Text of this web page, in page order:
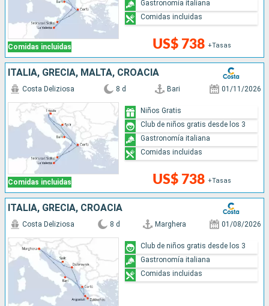
Comidas incluidas US$ 738 +Tasas
Gastronomía italiana
Comidas incluidas
ITALIA, GRECIA, MALTA, CROACIA
Comidas incluidas
Costa Deliziosa 8 d Bari 01/11/2026
US$ 738 +Tasas
Niños Gratis
Club de niños gratis desde los 3
Gastronomía italiana
Comidas incluidas
ITALIA, GRECIA, CROACIA
Costa Deliziosa 8 d Marghera 01/08/2026
Club de niños gratis desde los 3
Gastronomía italiana
Comidas incluidas